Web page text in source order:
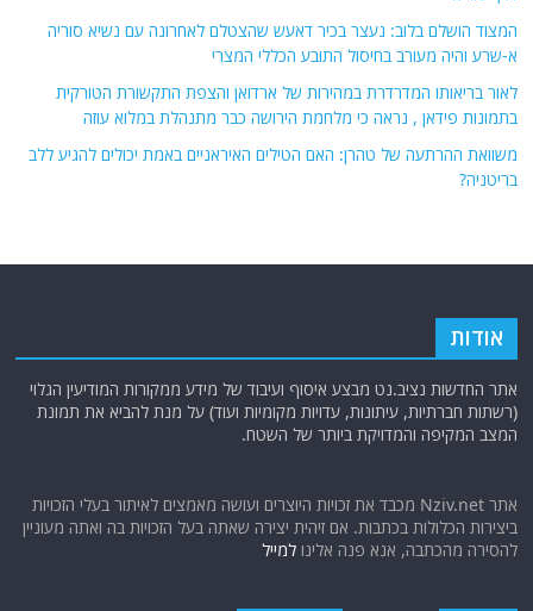
המצוד הושלם בלוב: נעצר בכיר דאעש שהצטלם לאחרונה עם נשיא סוריה
א-שרע והיה מעורב בחיסול התובע הכללי המצרי
לאור בריאותו המדרדרת במהירות של ארדואן והצפת התקשורת הטורקית
בתמונות פידאן , נראה כי מלחמת הירושה כבר מתנהלת במלוא עוזה
משוואת ההרתעה של טהרן: האם הטילים האיראניים באמת יכולים להגיע ללב
בריטניה?
אודות
אתר החדשות נציב.נט מבצע איסוף ועיבוד של מידע ממקורות המודיעין הגלוי
(רשתות חברתיות, עיתונות, עדויות מקומיות ועוד) על מנת להביא את תמונת
המצב המקיפה והמדויקת ביותר של השטח.
אתר Nziv.net מכבד את זכויות היוצרים ועושה מאמצים לאיתור בעלי הזכויות
ביצירות הכלולות בכתבות. אם זיהית יצירה שאתה בעל הזכויות בה ואתה מעוניין
להסירה מהכתבה, אנא פנה אלינולמייל